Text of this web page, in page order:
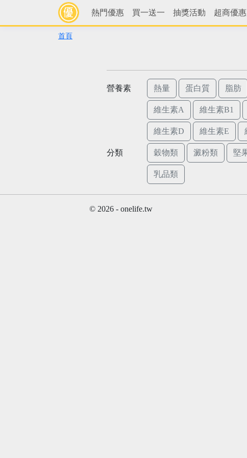
熱門優惠 買一送一 抽獎活動 超商優惠
首頁
營養素 熱量 蛋白質 脂肪
維生素A 維生素B1
維生素D 維生素E
分類 穀物類 澱粉類 堅
乳品類
© 2026 - onelife.tw